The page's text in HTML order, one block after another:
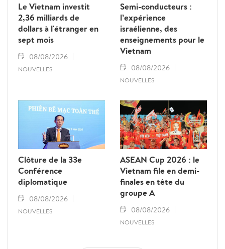
Le Vietnam investit
2,36 milliards de
dollars à l'étranger en
sept mois
08/08/2026
NOUVELLES
Semi-conducteurs :
l’expérience
israélienne, des
enseignements pour le
Vietnam
08/08/2026
NOUVELLES
Clôture de la 33e
Conférence
diplomatique
08/08/2026
NOUVELLES
ASEAN Cup 2026 : le
Vietnam file en demi-
finales en tête du
groupe A
08/08/2026
NOUVELLES